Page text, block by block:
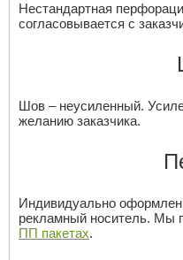
Нестандартная
согласовывается с
Шов – неусиленный.
желанию заказчика.
Индивидуально
рекламный носитель. Мы
ПП пакетах.